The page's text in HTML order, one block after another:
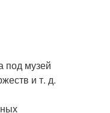
под музей
и т. д.